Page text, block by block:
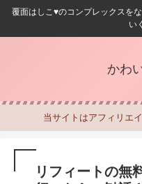
覆面はしこ♥のコンプレックスを
い
かわ
当サイトはアフィリエ
リフィートの無